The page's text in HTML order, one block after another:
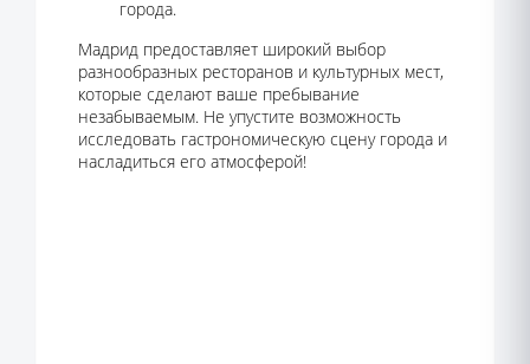
города.
Мадрид предоставляет широкий выбор
разнообразных ресторанов и культурных мест,
которые сделают ваше пребывание
незабываемым. Не упустите возможность
исследовать гастрономическую сцену города и
насладиться его атмосферой!